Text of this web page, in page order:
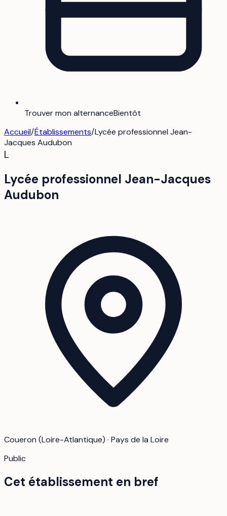
Trouver mon alternanceBientôt
Accueil/Établissements/Lycée professionnel Jean-
Jacques Audubon
L
Lycée professionnel Jean-Jacques
Audubon
Coueron (Loire-Atlantique) · Pays de la Loire
Public
Cet établissement en bref